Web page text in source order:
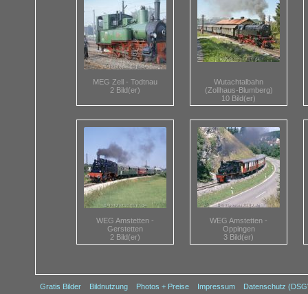
MEG Zell - Todtnau
2 Bild(er)
Wutachtalbahn
(Zollhaus-Blumberg)
10 Bild(er)
WEG Amstetten -
Gerstetten
2 Bild(er)
WEG Amstetten -
Oppingen
3 Bild(er)
Gratis Bilder Bildnutzung Photos + Preise Impressum Datenschutz